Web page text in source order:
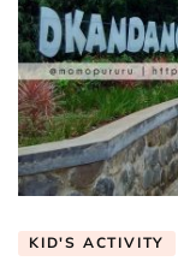
KID'S ACTIVITY